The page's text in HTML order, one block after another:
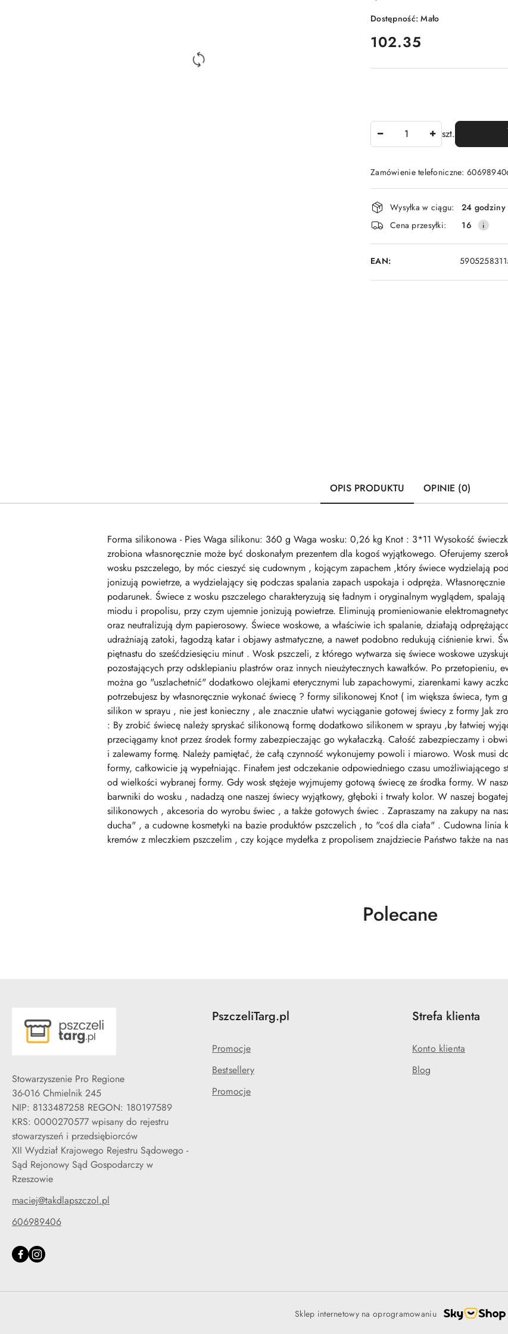
Dostępność:Mało
cena:
102.35
szt.
Zamówienie telefoniczne:
Dostępność
i
dostawa
Wysyłka w ciągu:
24 godziny
Cena przesyłki:
16
EAN:
OPIS PRODUKTU OPINIE (0)
Forma silikonowa - Pies Waga silikonu: 360 g Waga wosku: 0,26 kg Knot : 3*11 Wysokość
zrobiona własnoręcznie może być doskonałym prezentem dla kogoś wyjątkowego. Oferujemy
wosku pszczelego, by móc cieszyć się cudownym , kojącym zapachem ,który świece wydzielają
jonizują powietrze, a wydzielający się podczas spalania zapach uspokaja i odpręża.
podarunek. Świece z wosku pszczelego charakteryzują się ładnym i oryginalnym wyglądem,
miodu i propolisu, przy czym ujemnie jonizują powietrze. Eliminują promieniowanie
oraz neutralizują dym papierosowy. Świece woskowe, a właściwie ich spalanie, działają
udrażniają zatoki, łagodzą katar i objawy astmatyczne, a nawet podobno redukują ciśnienie krwi.
piętnastu do sześćdziesięciu minut . Wosk pszczeli, z którego wytwarza się świece woskowe
pozostających przy odsklepianiu plastrów oraz innych nieużytecznych kawałków. Po przetopieniu,
można go "uszlachetnić" dodatkowo olejkami eterycznymi lub zapachowymi, ziarenkami kawy
potrzebujesz by własnoręcznie wykonać świecę ? formy silikonowej Knot ( im większa świeca, tym
silikon w sprayu , nie jest konieczny , ale znacznie ułatwi wyciąganie gotowej świecy z formy Jak
: By zrobić świecę należy spryskać silikonową formę dodatkowo silikonem w sprayu ,by łatwiej
przeciągamy knot przez środek formy zabezpieczając go wykałaczką. Całość zabezpieczamy i
i zalewamy formę. Należy pamiętać, że całą czynność wykonujemy powoli i miarowo. Wosk musi
formy, całkowicie ją wypełniając. Finałem jest odczekanie odpowiedniego czasu umożliwiającego
od wielkości wybranej formy. Gdy wosk stężeje wyjmujemy gotową świecę ze środka formy. W
barwniki do wosku , nadadzą one naszej świecy wyjątkowy, głęboki i trwały kolor. W naszej
silikonowych , akcesoria do wyrobu świec , a także gotowych świec . Zapraszamy na zakupy na
ducha" , a cudowne kosmetyki na bazie produktów pszczelich , to "coś dla ciała" . Cudowna linia
kremów z mleczkiem pszczelim , czy kojące mydełka z propolisem znajdziecie Państwo także na
Produkty
Polecane
Stowarzyszenie Pro Regione
36-016 Chmielnik 245
NIP: 8133487258 REGON: 180197589
KRS: 0000270577 wpisany do rejestru
stowarzyszeń i przedsiębiorców
XII Wydział Krajowego Rejestru Sądowego -
Sąd Rejonowy Sąd Gospodarczy w
Rzeszowie
maciej@takdlapszczol.pl
606989406
PszczeliTarg.pl
Promocje
Bestsellery
Promocje
Strefa klienta
Konto klienta
Blog
Sklep internetowy na oprogramowaniu